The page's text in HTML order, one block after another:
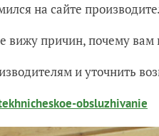
на сайте
причин, почему вам
и уточнить
obsluzhivanie